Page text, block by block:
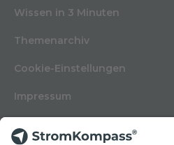
Wissen in 3 Minuten
Themenarchiv
Cookie-Einstellungen
Impressum